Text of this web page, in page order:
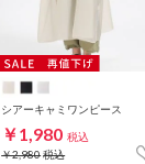
シアーキャミワンピース
￥1,980 税込
￥2,980税込